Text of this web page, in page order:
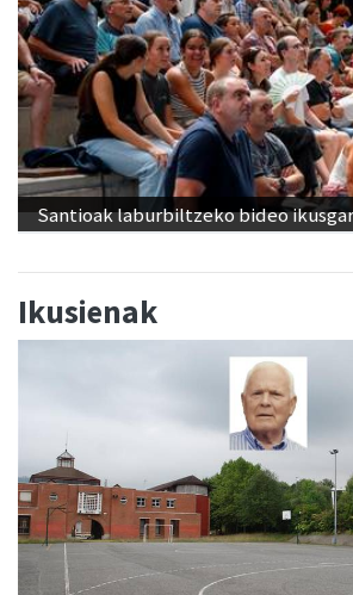
Santioak laburbiltzeko bideo
Ikusienak